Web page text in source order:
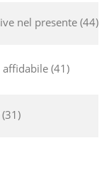
nel presente 44
affidabile 41
31